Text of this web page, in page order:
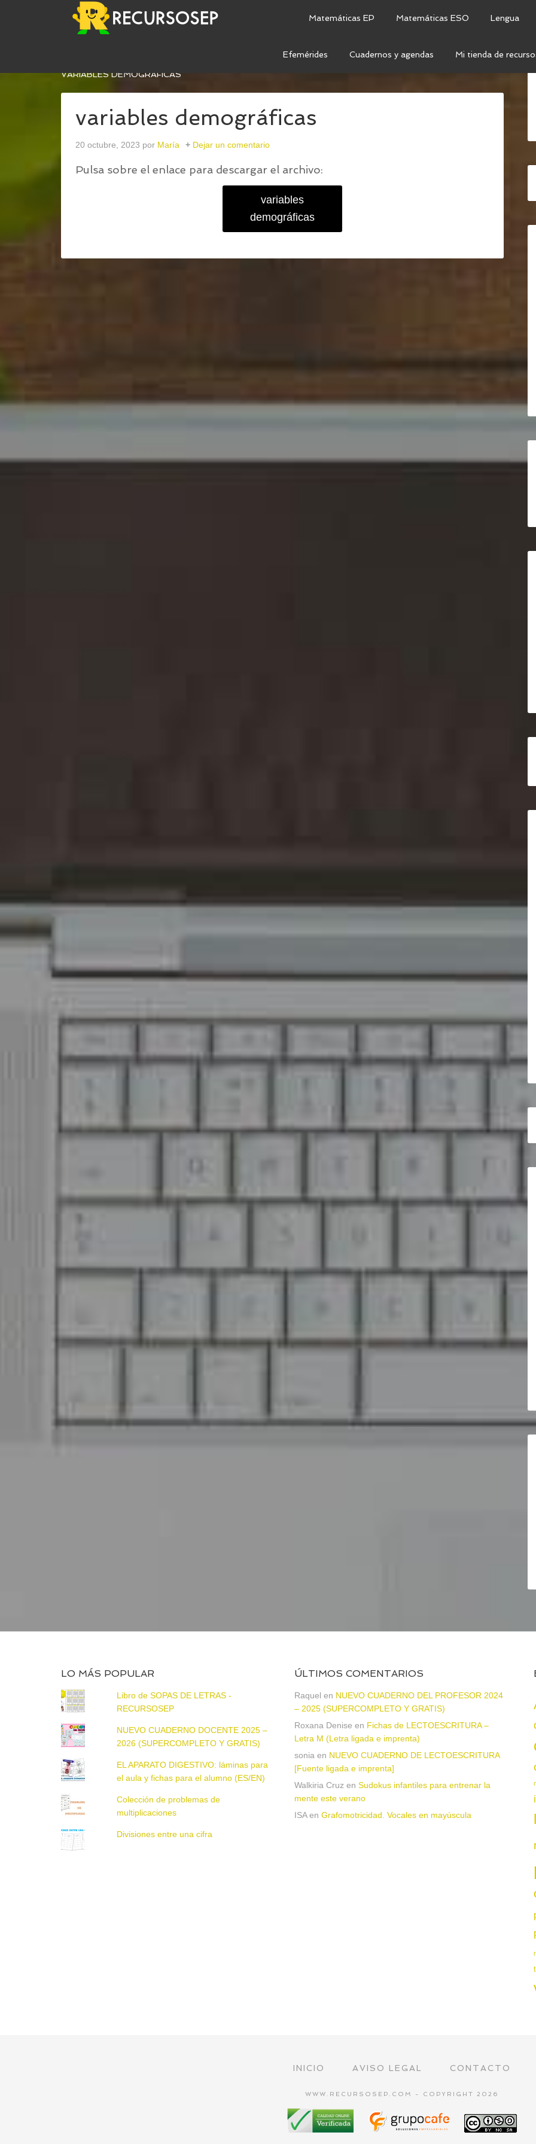
Matemáticas EP Matemáticas ESO Lengua
Efemérides Cuadernos y agendas Mi tienda de
APRENDEMOS LAS VARIABLES DEMOGRÁFICAS DE LA POBLACIÓN
VARIABLES DEMOGRÁFICAS
variables demográficas
20 octubre, 2023 por María Dejar un comentario
Pulsa sobre el enlace para descargar el archivo:
variables
demográficas
LO MÁS POPULAR
Libro de SOPAS DE LETRAS -
RECURSOSEP
NUEVO CUADERNO DOCENTE 2025 –
2026 (SUPERCOMPLETO Y GRATIS)
EL APARATO DIGESTIVO: láminas para
el aula y fichas para el alumno (ES/EN)
Colección de problemas de
multiplicaciones
Divisiones entre una cifra
ÚLTIMOS COMENTARIOS
Raquel en NUEVO CUADERNO DEL PROFESOR 2024
– 2025 (SUPERCOMPLETO Y GRATIS)
Roxana Denise en Fichas de LECTOESCRITURA –
Letra M (Letra ligada e imprenta)
sonia en NUEVO CUADERNO DE LECTOESCRITURA
[Fuente ligada e imprenta]
Walkiria Cruz en Sudokus infantiles para entrenar la
mente este verano
ISAen Grafomotricidad. Vocales en mayúscula
INICIO AVISO LEGAL CONTACTO
WWW.RECURSOSEP.COM - COPYRIGHT 2026